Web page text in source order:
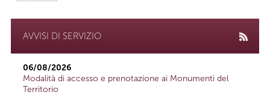
AVVISI DI SERVIZIO
06/08/2026
Modalità di accesso e prenotazione ai Monumenti del
Territorio